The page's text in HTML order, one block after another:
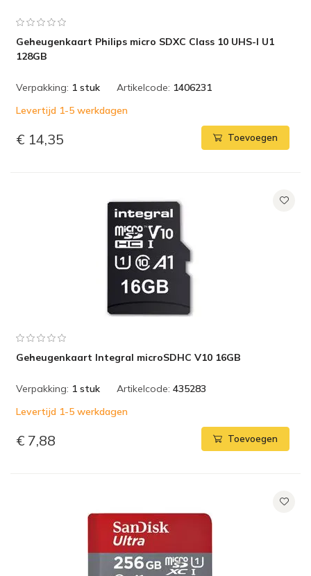
Geheugenkaart Philips micro SDXC Class 10 UHS-I U1
128GB
Verpakking: 1 stuk Artikelcode: 1406231
Levertijd 1-5 werkdagen
€ 14,35 Toevoegen
Geheugenkaart Integral microSDHC V10 16GB
Verpakking: 1 stuk Artikelcode: 435283
Levertijd 1-5 werkdagen
€ 7,88 Toevoegen